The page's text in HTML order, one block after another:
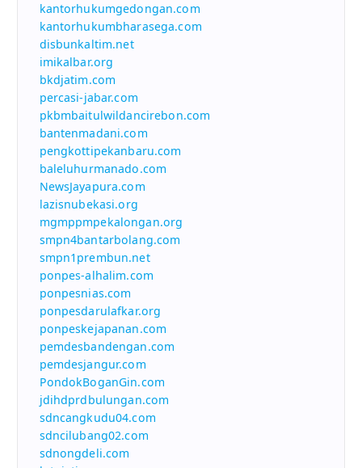
kantorhukumgedongan.com
kantorhukumbharasega.com
disbunkaltim.net
imikalbar.org
bkdjatim.com
percasi-jabar.com
pkbmbaitulwildancirebon.com
bantenmadani.com
pengkottipekanbaru.com
baleluhurmanado.com
NewsJayapura.com
lazisnubekasi.org
mgmppmpekalongan.org
smpn4bantarbolang.com
smpn1prembun.net
ponpes-alhalim.com
ponpesnias.com
ponpesdarulafkar.org
ponpeskejapanan.com
pemdesbandengan.com
pemdesjangur.com
PondokBoganGin.com
jdihdprdbulungan.com
sdncangkudu04.com
sdncilubang02.com
sdnongdeli.com